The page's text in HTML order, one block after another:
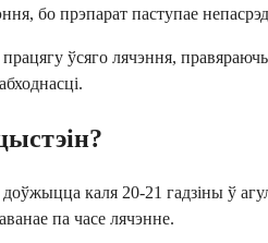
бо прэпарат паступае
ўсяго лячэння,
каля 20-21 гадзіны ў
па часе лячэнне.